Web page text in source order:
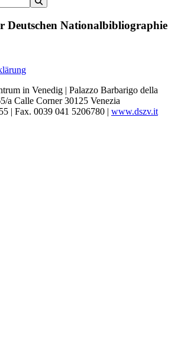
Deutschen Nationalbibliographie
in Venedig | Palazzo Barbarigo della
a Calle Corner 30125 Venezia
| Fax. 0039 041 5206780 | www.dszv.it